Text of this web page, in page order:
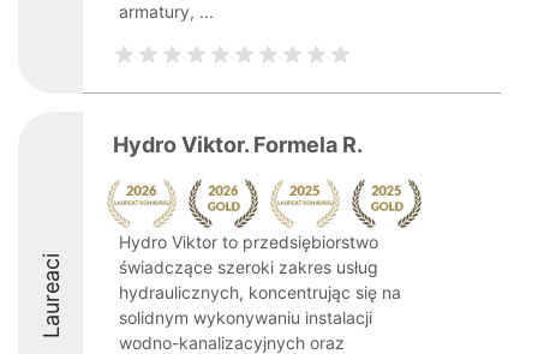
armatury, ...
Laureaci
Hydro Viktor. Formela R.
Hydro Viktor to przedsiębiorstwo
świadczące szeroki zakres usług
hydraulicznych, koncentrując się na
solidnym wykonywaniu instalacji
wodno-kanalizacyjnych oraz